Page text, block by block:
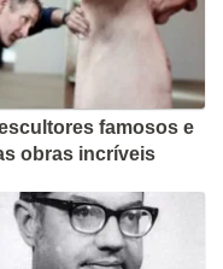
famosos e
obras incríveis